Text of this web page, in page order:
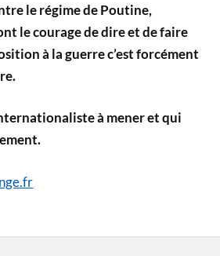
le régime de Poutine,
le courage de dire et de faire
à la guerre c’est forcément
à mener et qui